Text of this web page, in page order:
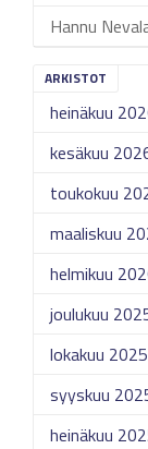
Hannu
ARKISTOT
heinäkuu
kesäkuu
toukokuu
maaliskuu
helmikuu
joulukuu
lokakuu 2025
syyskuu
heinäkuu